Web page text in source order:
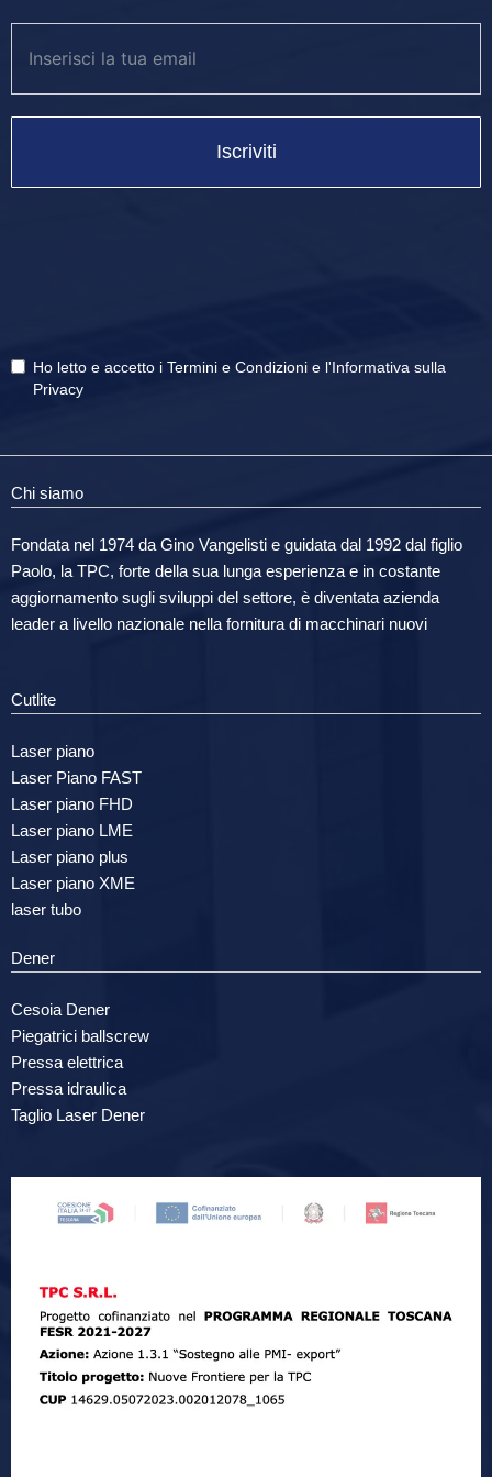
limiti della tecnologia idraulica tradizionale.
Potrebbe interessarti anche
Iscriviti
Ho letto e accetto i Termini e Condizioni e l'Informativa sulla
Privacy
Chi siamo
Fondata nel 1974 da Gino Vangelisti e guidata dal 1992 dal figlio
Paolo, la TPC, forte della sua lunga esperienza e in costante
aggiornamento sugli sviluppi del settore, è diventata azienda
leader a livello nazionale nella fornitura di macchinari nuovi
Cutlite
Laser piano
Laser Piano FAST
Laser piano FHD
Laser piano LME
Laser piano plus
Laser piano XME
laser tubo
Dener
Cesoia Dener
Piegatrici ballscrew
Pressa elettrica
Pressa idraulica
Taglio Laser Dener